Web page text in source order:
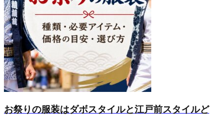
お祭りの服装はダボスタイルと江戸前スタイルど